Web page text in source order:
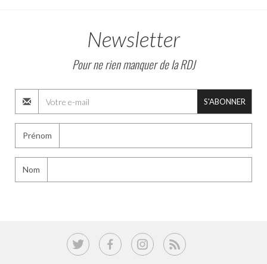
Newsletter
Pour ne rien manquer de la RDJ
S'ABONNER
Prénom
Nom